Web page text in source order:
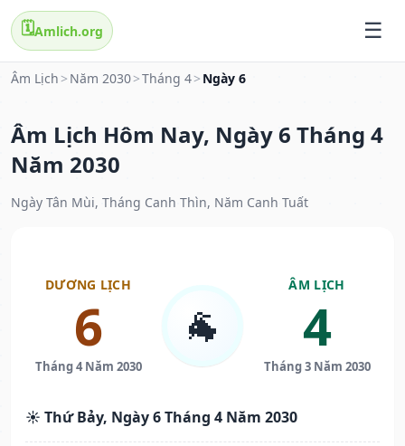
🗓️Amlich.org
Âm Lịch > Năm 2030>Tháng 4> Ngày 6
Âm Lịch Hôm Nay, Ngày 6 Tháng 4
Năm 2030
Ngày Tân Mùi, Tháng Canh Thìn, Năm Canh Tuất
DƯƠNG LỊCH
6
Tháng 4 Năm 2030
🐐
ÂM LỊCH
4
Tháng 3 Năm 2030
☀️ Thứ Bảy, Ngày 6 Tháng 4 Năm 2030